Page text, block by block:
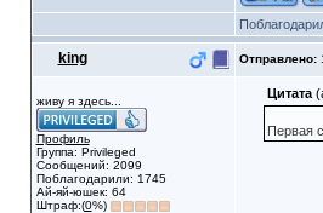
king Отправлено:
живу я здесь...
Профиль
Группа: Privileged
Сообщений: 2099
Поблагодарили: 1745
Ай-яй-юшек: 64
Штраф:(0%)
Цитата
Первая